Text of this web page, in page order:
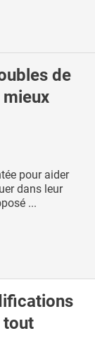
de
mieux
pour aider
dans leur
...
tout